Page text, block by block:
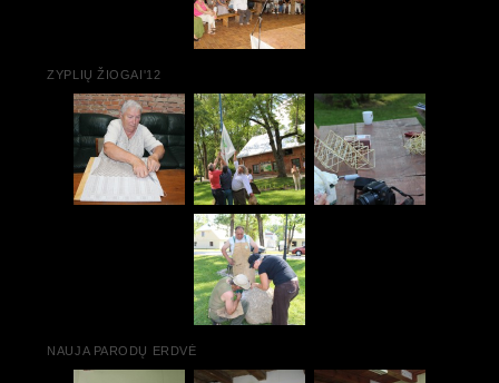
ZYPLIŲ ŽIOGAI'12
NAUJA PARODŲ ERDVĖ